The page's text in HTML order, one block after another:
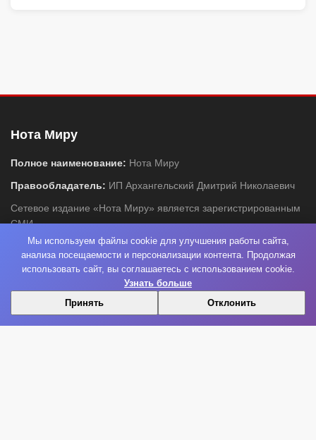
Нота Миру
Полное наименование: Нота Миру
Правообладатель: ИП Архангельский Дмитрий Николаевич
Сетевое издание «Нота Миру» является зарегистрированным
СМИ
Свидетельство:ЭЛ ФС 77-85677 от 28.07.2023
Адрес:105568, г. Москва, Большой Купавенский проезд, д.1,
Новости музыки, культуры и шоу-бизнеса
Мы используем файлы cookie для улучшения работы сайта,
анализа посещаемости и персонализации контента. Продолжая
использовать сайт, вы соглашаетесь с использованием cookie.
Узнать больше
Принять
Отклонить